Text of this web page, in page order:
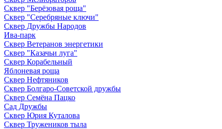
Сквер "Берёзовая роща"
Сквер "Серебряные ключи"
Сквер Дружбы Народов
Ива-парк
Сквер Ветеранов энергетики
Сквер "Казачьи луга"
Сквер Корабельный
Яблоневая роща
Сквер Нефтяников
Сквер Болгаро-Советской дружбы
Сквер Семёна Пацко
Сад Дружбы
Сквер Юрия Куталова
Сквер Тружеников тыла